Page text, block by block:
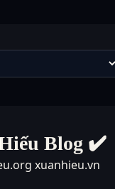
Blog ✔️
xuanhieu.vn